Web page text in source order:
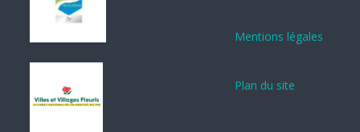
Mentions légales
Plan du site